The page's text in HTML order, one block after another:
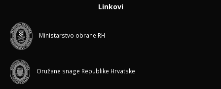
Linkovi
Ministarstvo obrane RH
Oružane snage Republike Hrvatske